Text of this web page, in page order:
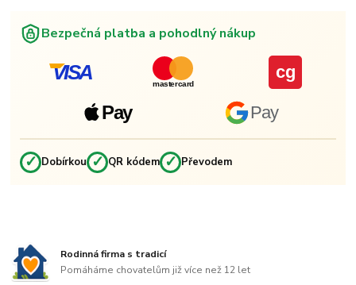
Bezpečná platba a pohodlný nákup
VISA mastercard
Pay Pay
cg
✓ Dobírkou ✓ QR kódem ✓ Převodem
Rodinná firma s tradicí
Pomáháme chovatelům již více než 12 let